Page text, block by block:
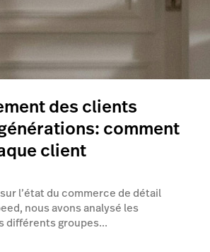
des clients
comment
client
l’état du commerce de détail
nous avons analysé les
différents groupes...